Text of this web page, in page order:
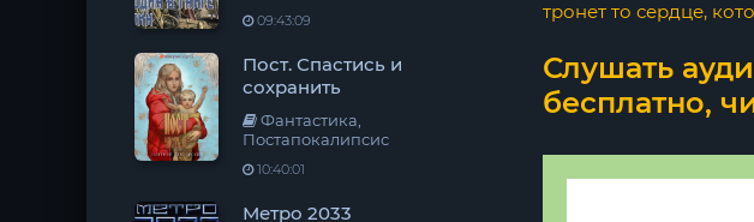
09:43:09
Пост. Спастись и
сохранить
Фантастика,
Постапокалипсис
10:40:01
Метро 2033
тронет то сердце,
Слушать
бесплатно,